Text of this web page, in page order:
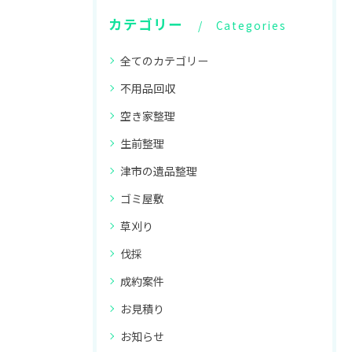
カテゴリー Categories
全てのカテゴリー
不用品回収
空き家整理
生前整理
津市の遺品整理
ゴミ屋敷
草刈り
伐採
成約案件
お見積り
お知らせ